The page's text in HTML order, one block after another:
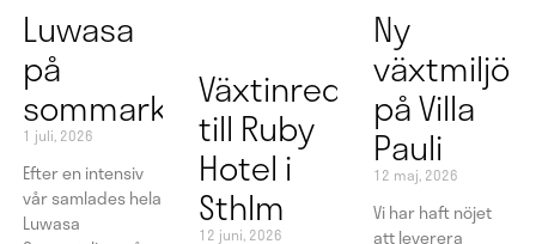
Luwasa
på
sommarkonferens
1 juli, 2026
Efter en intensiv
vår samlades hela
Luwasa
Växtinredning
till Ruby
Hotel i
Sthlm
12 juni, 2026
Ny
växtmiljö
på Villa
Pauli
12 maj, 2026
Vi har haft nöjet
att leverera